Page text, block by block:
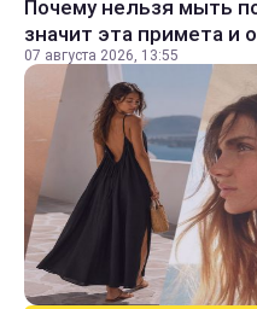
Почему нельзя мыть
значит эта примета и
07 августа 2026, 13:55